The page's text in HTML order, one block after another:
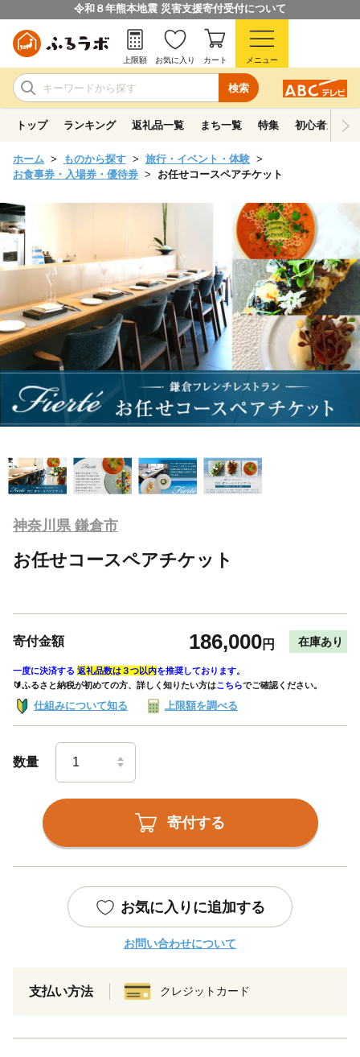
令和８年熊本地震 災害支援寄付受付について
検索
上限額 お気に入り カート メニュー
トップ ランキング 返礼品一覧 まち一覧 特集 初心者ガイド
ホーム ものから探す
旅行・イベント・体験
お食事券・入場券・優待券
お任せコースペアチケット
神奈川県 鎌倉市
お任せコースペアチケット
寄付金額 186,000円 在庫あり
一度に決済する 返礼品数は３つ以内を推奨しております。
🔰ふるさと納税が初めての方、詳しく知りたい方はこちらでご確認ください。
仕組みについて知る 上限額を調べる
数量
寄付する
お気に入りに追加する
お問い合わせについて
支払い方法 クレジットカード